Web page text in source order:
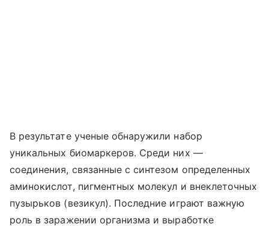
В результате ученые обнаружили набор
уникальных биомаркеров. Среди них —
соединения, связанные с синтезом определенных
аминокислот, пигментных молекул и внеклеточных
пузырьков (везикул). Последние играют важную
роль в заражении организма и выработке